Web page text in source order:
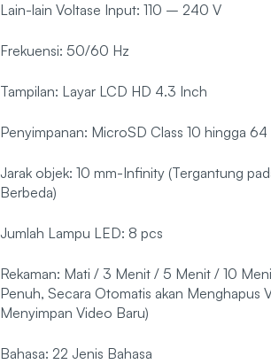
Lain-lain Voltase Input: 110 – 240 V
Frekuensi: 50/60 Hz
Tampilan: Layar LCD HD 4.3 Inch
Penyimpanan: MicroSD Class 10 hingga 64
Jarak objek: 10 mm-Infinity (Tergantung
Berbeda)
Jumlah Lampu LED: 8 pcs
Rekaman: Mati / 3 Menit / 5 Menit / 10
Penuh, Secara Otomatis akan Menghapus
Menyimpan Video Baru)
Bahasa: 22 Jenis Bahasa